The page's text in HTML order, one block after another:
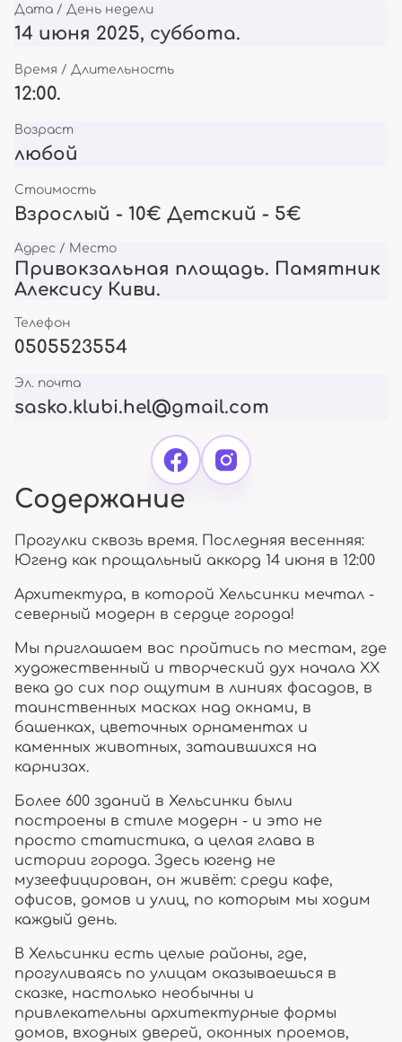
Дата / День недели
14 июня 2025, суббота.
Время / Длительность
12:00.
Возраст
любой
Стоимость
Взрослый - 10€ Детский - 5€
Адрес / Место
Привокзальная площадь. Памятник
Алексису Киви.
Телефон
0505523554
Эл. почта
sasko.klubi.hel@gmail.com
Содержание
Прогулки сквозь время. Последняя весенняя:
Югенд как прощальный аккорд 14 июня в 12:00
Архитектура, в которой Хельсинки мечтал -
северный модерн в сердце города!
Мы приглашаем вас пройтись по местам, где
художественный и творческий дух начала XX
века до сих пор ощутим в линиях фасадов, в
таинственных масках над окнами, в
башенках, цветочных орнаментах и
каменных животных, затаившихся на
карнизах.
Более 600 зданий в Хельсинки были
построены в стиле модерн - и это не
просто статистика, а целая глава в
истории города. Здесь югенд не
музеефицирован, он живёт: среди кафе,
офисов, домов и улиц, по которым мы ходим
каждый день.
В Хельсинки есть целые районы, где,
прогуливаясь по улицам оказываешься в
сказке, настолько необычны и
привлекательны архитектурные формы
домов, входных дверей, оконных проемов,